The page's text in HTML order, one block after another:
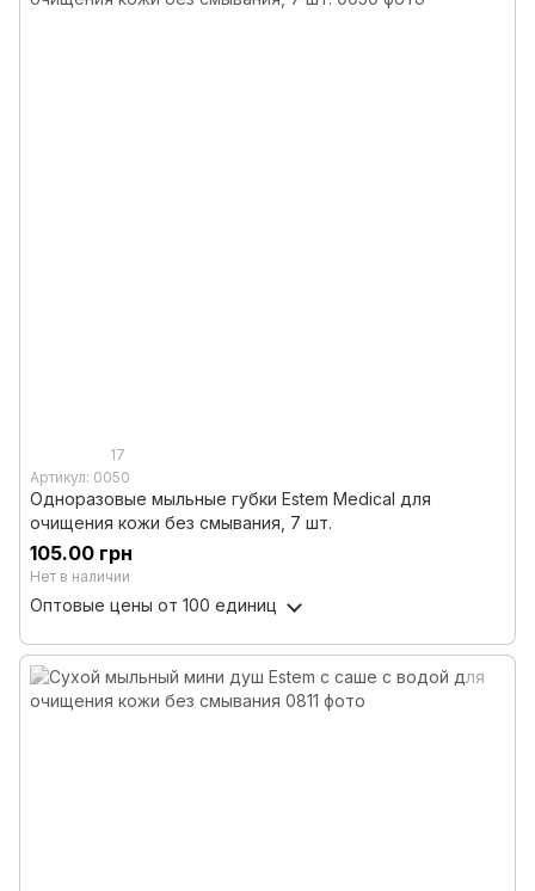
17
Артикул: 0050
Одноразовые мыльные губки Estem Medical для
очищения кожи без смывания, 7 шт.
105.00 грн
Нет в наличии
Оптовые цены от 100 единиц